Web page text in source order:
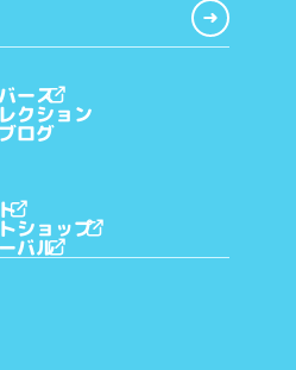
ース
クション
ログ
ショップ
バル